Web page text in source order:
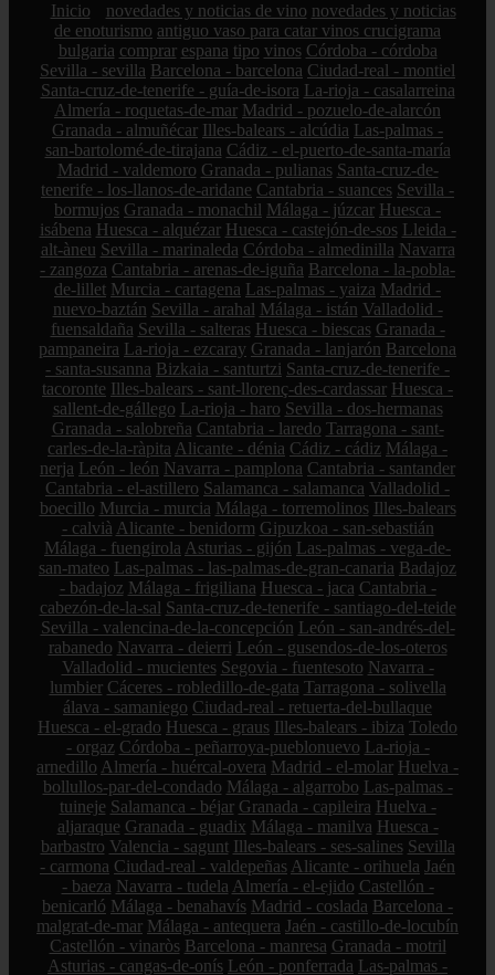
Inicio novedades y noticias de vino novedades y noticias
de enoturismo antiguo vaso para catar vinos crucigrama
bulgaria comprar espana tipo vinos Córdoba - córdoba
Sevilla - sevilla Barcelona - barcelona Ciudad-real - montiel
Santa-cruz-de-tenerife - guía-de-isora La-rioja - casalarreina
Almería - roquetas-de-mar Madrid - pozuelo-de-alarcón
Granada - almuñécar Illes-balears - alcúdia Las-palmas -
san-bartolomé-de-tirajana Cádiz - el-puerto-de-santa-maría
Madrid - valdemoro Granada - pulianas Santa-cruz-de-
tenerife - los-llanos-de-aridane Cantabria - suances Sevilla -
bormujos Granada - monachil Málaga - júzcar Huesca -
isábena Huesca - alquézar Huesca - castejón-de-sos Lleida -
alt-àneu Sevilla - marinaleda Córdoba - almedinilla Navarra
- zangoza Cantabria - arenas-de-iguña Barcelona - la-pobla-
de-lillet Murcia - cartagena Las-palmas - yaiza Madrid -
nuevo-baztán Sevilla - arahal Málaga - istán Valladolid -
fuensaldaña Sevilla - salteras Huesca - biescas Granada -
pampaneira La-rioja - ezcaray Granada - lanjarón Barcelona
- santa-susanna Bizkaia - santurtzi Santa-cruz-de-tenerife -
tacoronte Illes-balears - sant-llorenç-des-cardassar Huesca -
sallent-de-gállego La-rioja - haro Sevilla - dos-hermanas
Granada - salobreña Cantabria - laredo Tarragona - sant-
carles-de-la-ràpita Alicante - dénia Cádiz - cádiz Málaga -
nerja León - león Navarra - pamplona Cantabria - santander
Cantabria - el-astillero Salamanca - salamanca Valladolid -
boecillo Murcia - murcia Málaga - torremolinos Illes-balears
- calvià Alicante - benidorm Gipuzkoa - san-sebastián
Málaga - fuengirola Asturias - gijón Las-palmas - vega-de-
san-mateo Las-palmas - las-palmas-de-gran-canaria Badajoz
- badajoz Málaga - frigiliana Huesca - jaca Cantabria -
cabezón-de-la-sal Santa-cruz-de-tenerife - santiago-del-teide
Sevilla - valencina-de-la-concepción León - san-andrés-del-
rabanedo Navarra - deierri León - gusendos-de-los-oteros
Valladolid - mucientes Segovia - fuentesoto Navarra -
lumbier Cáceres - robledillo-de-gata Tarragona - solivella
álava - samaniego Ciudad-real - retuerta-del-bullaque
Huesca - el-grado Huesca - graus Illes-balears - ibiza Toledo
- orgaz Córdoba - peñarroya-pueblonuevo La-rioja -
arnedillo Almería - huércal-overa Madrid - el-molar Huelva -
bollullos-par-del-condado Málaga - algarrobo Las-palmas -
tuineje Salamanca - béjar Granada - capileira Huelva -
aljaraque Granada - guadix Málaga - manilva Huesca -
barbastro Valencia - sagunt Illes-balears - ses-salines Sevilla
- carmona Ciudad-real - valdepeñas Alicante - orihuela Jaén
- baeza Navarra - tudela Almería - el-ejido Castellón -
benicarló Málaga - benahavís Madrid - coslada Barcelona -
malgrat-de-mar Málaga - antequera Jaén - castillo-de-locubín
Castellón - vinaròs Barcelona - manresa Granada - motril
Asturias - cangas-de-onís León - ponferrada Las-palmas -